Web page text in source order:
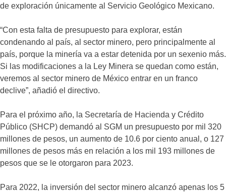
de exploración únicamente al Servicio Geológico Mexicano.
“Con esta falta de presupuesto para explorar, están
condenando al país, al sector minero, pero principalmente al
país, porque la minería va a estar detenida por un sexenio más.
Si las modificaciones a la Ley Minera se quedan como están,
veremos al sector minero de México entrar en un franco
declive”, añadió el directivo.
Para el próximo año, la Secretaría de Hacienda y Crédito
Público (SHCP) demandó al SGM un presupuesto por mil 320
millones de pesos, un aumento de 10.6 por ciento anual, o 127
millones de pesos más en relación a los mil 193 millones de
pesos que se le otorgaron para 2023.
Para 2022, la inversión del sector minero alcanzó apenas los 5